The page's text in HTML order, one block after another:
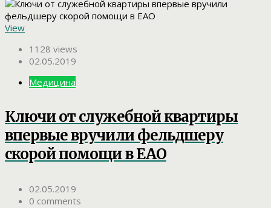
View
1128 views
02.05.2019
Медицина
Ключи от служебной квартиры
впервые вручили фельдшеру
скорой помощи в ЕАО
02.05.2019
0 comments